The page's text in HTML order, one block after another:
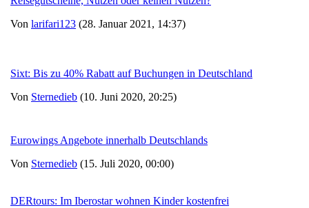
Von larifari123 (28. Januar 2021, 14:37)
Sixt: Bis zu 40% Rabatt auf Buchungen in Deutschland
Von Sternedieb (10. Juni 2020, 20:25)
Eurowings Angebote innerhalb Deutschlands
Von Sternedieb (15. Juli 2020, 00:00)
DERtours: Im Iberostar wohnen Kinder kostenfrei